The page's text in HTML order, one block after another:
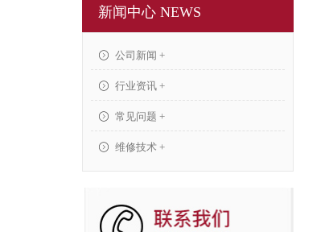
新闻中心 NEWS
公司新闻 +
行业资讯 +
常见问题 +
维修技术 +